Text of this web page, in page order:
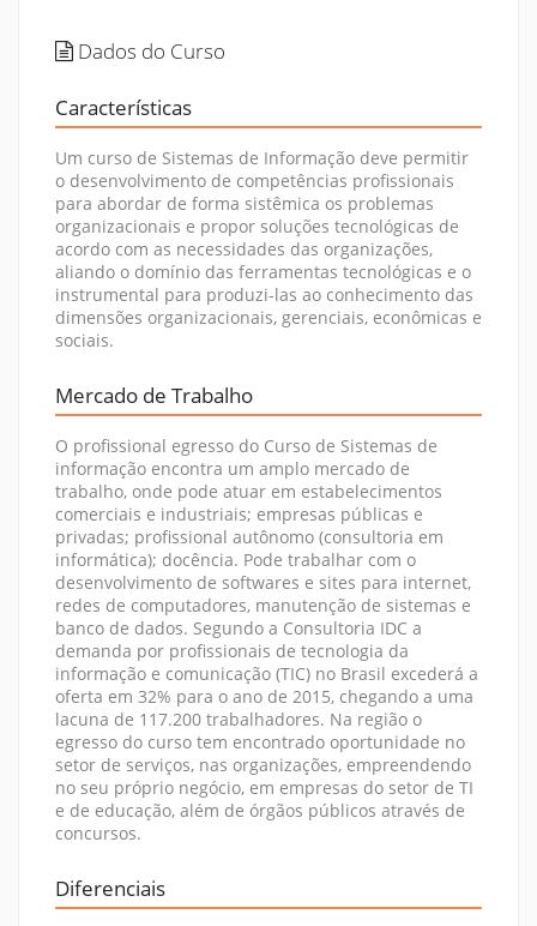
Dados do Curso
Características
Um curso de Sistemas de Informação deve permitir
o desenvolvimento de competências profissionais
para abordar de forma sistêmica os problemas
organizacionais e propor soluções tecnológicas de
acordo com as necessidades das organizações,
aliando o domínio das ferramentas tecnológicas e o
instrumental para produzi-las ao conhecimento das
dimensões organizacionais, gerenciais, econômicas e
sociais.
Mercado de Trabalho
O profissional egresso do Curso de Sistemas de
informação encontra um amplo mercado de
trabalho, onde pode atuar em estabelecimentos
comerciais e industriais; empresas públicas e
privadas; profissional autônomo (consultoria em
informática); docência. Pode trabalhar com o
desenvolvimento de softwares e sites para internet,
redes de computadores, manutenção de sistemas e
banco de dados. Segundo a Consultoria IDC a
demanda por profissionais de tecnologia da
informação e comunicação (TIC) no Brasil excederá a
oferta em 32% para o ano de 2015, chegando a uma
lacuna de 117.200 trabalhadores. Na região o
egresso do curso tem encontrado oportunidade no
setor de serviços, nas organizações, empreendendo
no seu próprio negócio, em empresas do setor de TI
e de educação, além de órgãos públicos através de
concursos.
Diferenciais